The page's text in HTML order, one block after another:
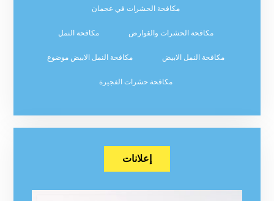
مكافحة الحشرات في عجمان
مكافحة الحشرات والقوارض مكافحة النمل
مكافحة النمل الابيض مكافحة النمل الابيض موضوع
مكافحة حشرات الفجيرة
إعلانات